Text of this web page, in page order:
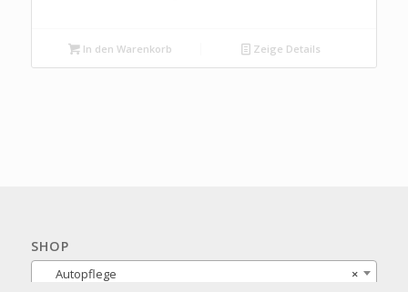
In den Warenkorb Zeige Details
SHOP
×
Autopflege